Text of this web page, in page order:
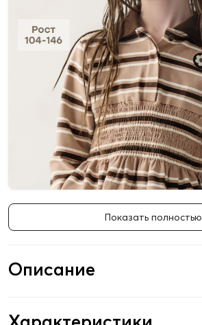
Показать полностью
Описание